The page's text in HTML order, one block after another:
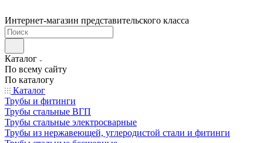
Интернет-магазин представительского класса
Каталог
По всему сайту
По каталогу
Каталог
Трубы и фитинги
Трубы стальные ВГП
Трубы стальные электросварные
Трубы из нержавеющей, углеродистой стали и фитинги